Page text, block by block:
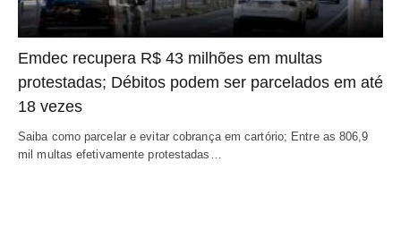
Emdec recupera R$ 43 milhões em multas
protestadas; Débitos podem ser parcelados em até
18 vezes
Saiba como parcelar e evitar cobrança em cartório; Entre as 806,9
mil multas efetivamente protestadas…